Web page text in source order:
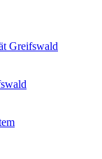
Greifswald